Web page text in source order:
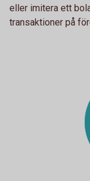
eller imitera ett
transaktioner på